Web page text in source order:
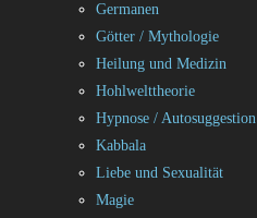
Germanen
Götter / Mythologie
Heilung und Medizin
Hohlwelttheorie
Hypnose / Autosuggestion
Kabbala
Liebe und Sexualität
Magie